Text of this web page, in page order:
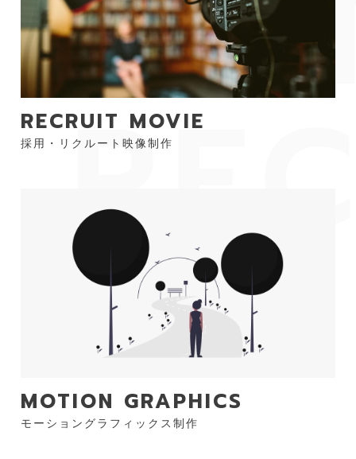
RECRUIT MOVIE
採用・リクルート映像制作
MOTION GRAPHICS
モーショングラフィックス制作